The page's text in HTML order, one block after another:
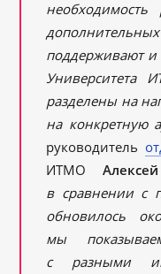
поддерживают и
Университета
разделены на
на конкретную
руководитель
ИТМО
в сравнении с
обновилось
мы
с разными